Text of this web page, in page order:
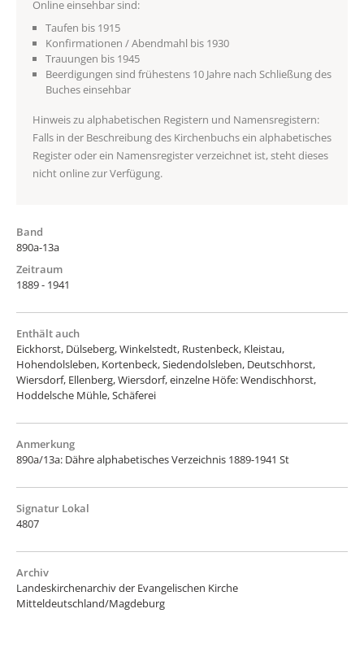
Online einsehbar sind:
Taufen bis 1915
Konfirmationen / Abendmahl bis 1930
Trauungen bis 1945
Beerdigungen sind frühestens 10 Jahre nach Schließung des
Buches einsehbar
Hinweis zu alphabetischen Registern und Namensregistern:
Falls in der Beschreibung des Kirchenbuchs ein alphabetisches
Register oder ein Namensregister verzeichnet ist, steht dieses
nicht online zur Verfügung.
Band
890a-13a
Zeitraum
1889 - 1941
Enthält auch
Eickhorst, Dülseberg, Winkelstedt, Rustenbeck, Kleistau,
Hohendolsleben, Kortenbeck, Siedendolsleben, Deutschhorst,
Wiersdorf, Ellenberg, Wiersdorf, einzelne Höfe: Wendischhorst,
Hoddelsche Mühle, Schäferei
Anmerkung
890a/13a: Dähre alphabetisches Verzeichnis 1889-1941 St
Signatur Lokal
4807
Archiv
Landeskirchenarchiv der Evangelischen Kirche
Mitteldeutschland/Magdeburg